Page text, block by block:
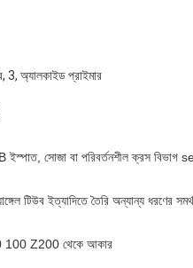
3, অ্যালকাইড প্রাইমার
সোজা বা পরিবর্তনশীল ক্রস বিভাগ
টিউব ইত্যাদিতে তৈরি অন্যান্য ধরণের
100 Z200 থেকে আকার